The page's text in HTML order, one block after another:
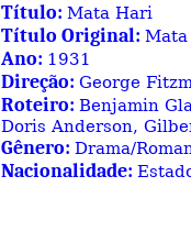
Título: Mata Hari
Título Original:
Ano: 1931
Direção: George
Roteiro: Benjamin
Doris Anderson,
Gênero: Drama/
Nacionalidade: